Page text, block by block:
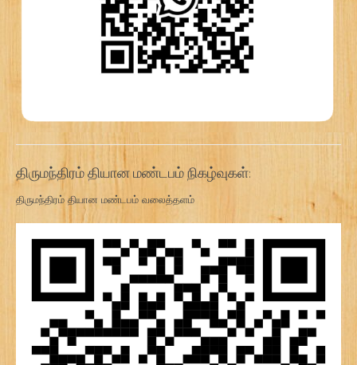
திருமந்திரம் தியான மண்டபம் நிகழ்வுகள்:
திருமந்திரம் தியான மண்டபம் வலைத்தளம்